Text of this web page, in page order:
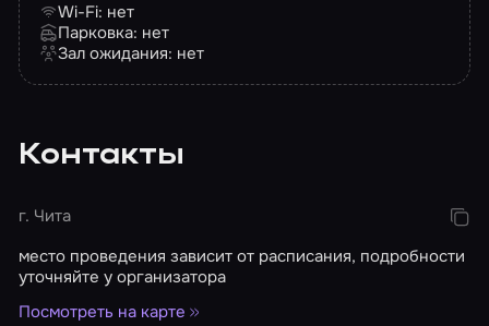
Wi-Fi: нет
Парковка: нет
Зал ожидания: нет
Контакты
г. Чита
место проведения зависит от расписания, подробности
уточняйте у организатора
Посмотреть на карте